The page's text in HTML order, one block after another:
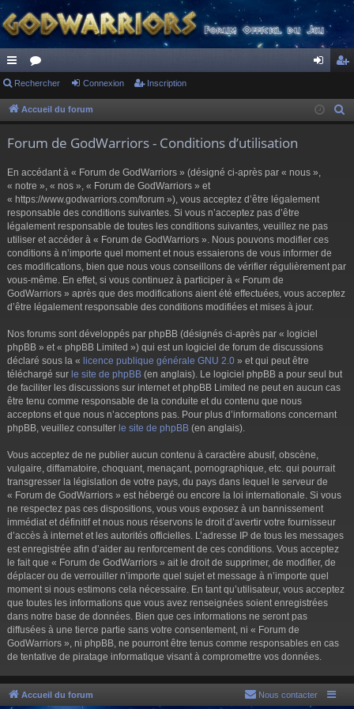
ac
co
s
or
u ne cri
Rechercher Connexion Inscription
Accueil du forum
Forum de GodWarriors - Conditions d’utilisation
En accédant à « Forum de GodWarriors » (désigné ci-après par « nous »,
« notre », « nos », « Forum de GodWarriors » et
« https://www.godwarriors.com/forum »), vous acceptez d’être légalement
responsable des conditions suivantes. Si vous n’acceptez pas d’être
légalement responsable de toutes les conditions suivantes, veuillez ne pas
utiliser et accéder à « Forum de GodWarriors ». Nous pouvons modifier ces
conditions à n’importe quel moment et nous essaierons de vous informer de
ces modifications, bien que nous vous conseillons de vérifier régulièrement par
vous-même. En effet, si vous continuez à participer à « Forum de
GodWarriors » après que des modifications aient été effectuées, vous acceptez
d’être légalement responsable des conditions modifiées et mises à jour.
Nos forums sont développés par phpBB (désignés ci-après par « logiciel
phpBB » et « phpBB Limited ») qui est un logiciel de forum de discussions
déclaré sous la « licence publique générale GNU 2.0 » et qui peut être
téléchargé sur le site de phpBB (en anglais). Le logiciel phpBB a pour seul but
de faciliter les discussions sur internet et phpBB Limited ne peut en aucun cas
être tenu comme responsable de la conduite et du contenu que nous
acceptons et que nous n’acceptons pas. Pour plus d’informations concernant
phpBB, veuillez consulter le site de phpBB (en anglais).
Vous acceptez de ne publier aucun contenu à caractère abusif, obscène,
vulgaire, diffamatoire, choquant, menaçant, pornographique, etc. qui pourrait
transgresser la législation de votre pays, du pays dans lequel le serveur de
« Forum de GodWarriors » est hébergé ou encore la loi internationale. Si vous
ne respectez pas ces dispositions, vous vous exposez à un bannissement
immédiat et définitif et nous nous réservons le droit d’avertir votre fournisseur
d’accès à internet et les autorités officielles. L’adresse IP de tous les messages
est enregistrée afin d’aider au renforcement de ces conditions. Vous acceptez
le fait que « Forum de GodWarriors » ait le droit de supprimer, de modifier, de
déplacer ou de verrouiller n’importe quel sujet et message à n’importe quel
moment si nous estimons cela nécessaire. En tant qu’utilisateur, vous acceptez
que toutes les informations que vous avez renseignées soient enregistrées
dans notre base de données. Bien que ces informations ne seront pas
diffusées à une tierce partie sans votre consentement, ni « Forum de
GodWarriors », ni phpBB, ne pourront être tenus comme responsables en cas
de tentative de piratage informatique visant à compromettre vos données.
Accueil du forum Nous contacter